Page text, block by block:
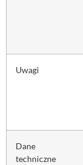
Uwagi
Dane
techniczne